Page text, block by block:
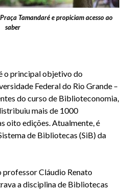
Tamandaré e propiciam acesso ao
saber
o principal objetivo do
Federal do Rio Grande –
do curso de Biblioteconomia,
mais de 1000
oito edições. Atualmente, é
de Bibliotecas (SiB) da
professor Cláudio Renato
a disciplina de Bibliotecas